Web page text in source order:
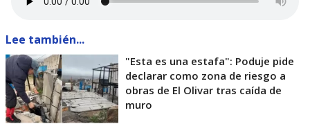
Lee también...
"Esta es una estafa": Poduje pide
declarar como zona de riesgo a
obras de El Olivar tras caída de
muro